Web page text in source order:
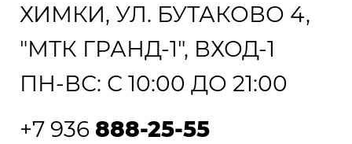
ХИМКИ, УЛ. БУТАКОВО 4,
"МТК ГРАНД-1", ВХОД-1
ПН-ВС: С 10:00 ДО 21:00
+7 936 888-25-55